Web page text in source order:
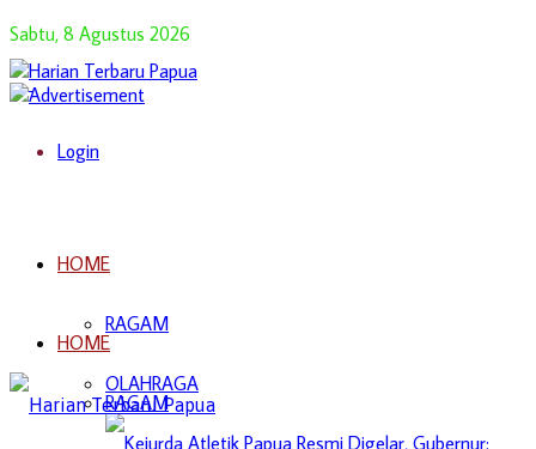
Sabtu, 8 Agustus 2026
Login
HOME
RAGAM
OLAHRAGA
HOME
RAGAM